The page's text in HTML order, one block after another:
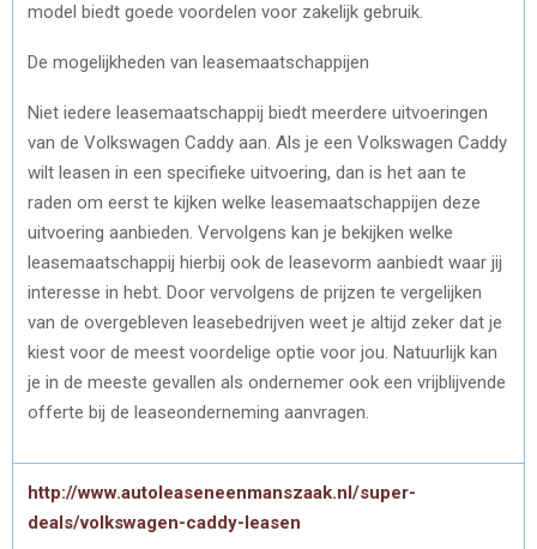
model biedt goede voordelen voor zakelijk gebruik.
De mogelijkheden van leasemaatschappijen
Niet iedere leasemaatschappij biedt meerdere uitvoeringen
van de Volkswagen Caddy aan. Als je een Volkswagen Caddy
wilt leasen in een specifieke uitvoering, dan is het aan te
raden om eerst te kijken welke leasemaatschappijen deze
uitvoering aanbieden. Vervolgens kan je bekijken welke
leasemaatschappij hierbij ook de leasevorm aanbiedt waar jij
interesse in hebt. Door vervolgens de prijzen te vergelijken
van de overgebleven leasebedrijven weet je altijd zeker dat je
kiest voor de meest voordelige optie voor jou. Natuurlijk kan
je in de meeste gevallen als ondernemer ook een vrijblijvende
offerte bij de leaseonderneming aanvragen.
http://www.autoleaseneenmanszaak.nl/super-
deals/volkswagen-caddy-leasen